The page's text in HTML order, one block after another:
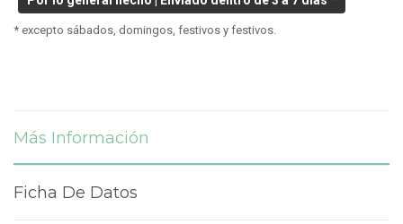
* excepto sábados, domingos, festivos y festivos.
Más Información
Ficha De Datos